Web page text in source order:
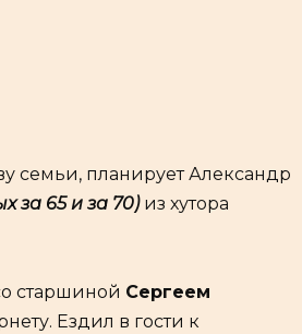
семьи, планирует Александр
за 65 и за 70)из хутора
старшиной Сергеем
Ездил в гости к